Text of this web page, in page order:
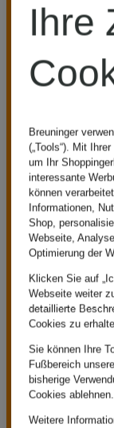
Ab
CHF
Ihre
Breuninger
(„Tools“). Mit
um Ihr
interessante
können
Informationen,
Shop,
Webseite,
Optimierung der
Klicken Sie auf
Webseite weiter
detaillierte
Cookies zu
Sie können Ihre
Fußbereich
bisherige
Cookies ablehnen.
Weitere